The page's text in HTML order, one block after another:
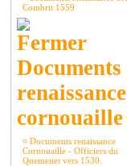
Combrit 1559
Documents
renaissance
cornouaille
¤ Documents renaissance
Cornouaille - Officiers du
Quemenet vers 1530.